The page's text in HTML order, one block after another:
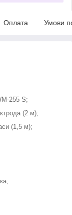
Оплата Умови
255 S;
(2 м);
(1,5 м);